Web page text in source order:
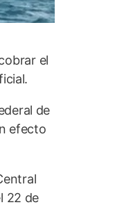
el
de
efecto
22 de